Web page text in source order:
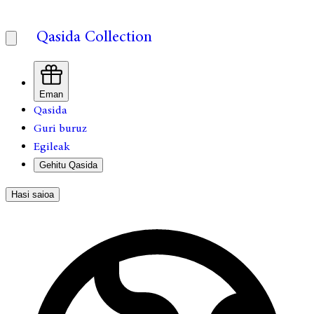
Qasida Collection
Eman
Qasida
Guri buruz
Egileak
Gehitu Qasida
Hasi saioa